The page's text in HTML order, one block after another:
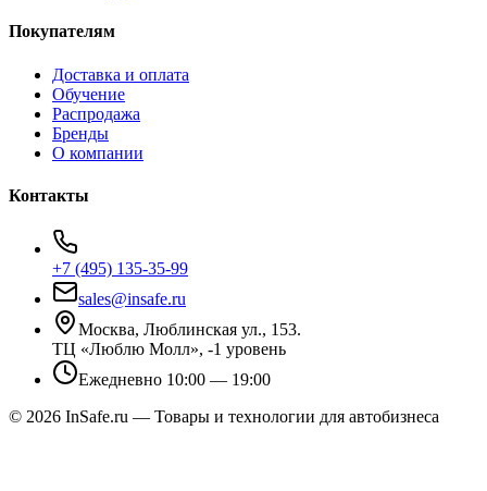
Покупателям
Доставка и оплата
Обучение
Распродажа
Бренды
О компании
Контакты
+7 (495) 135-35-99
sales@insafe.ru
Москва, Люблинская ул., 153.
ТЦ «Люблю Молл», -1 уровень
Ежедневно 10:00 — 19:00
© 2026 InSafe.ru — Товары и технологии для автобизнеса